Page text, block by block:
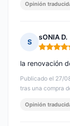
Opinión
S
sONIA D.
Nota: 5
Publicado el 27/
tras una compra
la renovación
Opinión